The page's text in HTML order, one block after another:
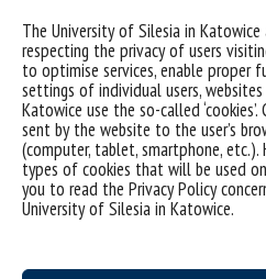
The University of Silesia in
respecting the privacy of users
to optimise services, enable proper
settings of individual users,
Katowice use the so-called
sent by the website to the user’s
(computer, tablet, smartphone, etc.).
types of cookies that will be used
you to read the Privacy Policy
University of Silesia in Katowice.
(Polski) 25
26
(Polski) 27
(Polski) 28